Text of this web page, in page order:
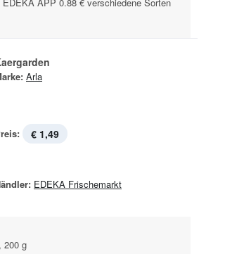
Arla
€ 1,49
EDEKA Frischemarkt
200 g